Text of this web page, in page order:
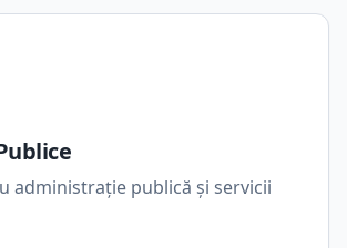
administrație publică și servicii